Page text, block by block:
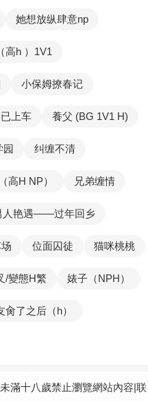
她想放纵肆意np
高h ）1V1
小保姆撩春记
上车 養父 (BG 1V1 H)
园 纠缠不清
高H NP） 兄弟缠情
人艳遇——过年回乡
位面囚徒 猫咪桃桃
/變態H繁 婊子（NPH）
肏了之后（h）
滿十八歲禁止瀏覽網站內容|联